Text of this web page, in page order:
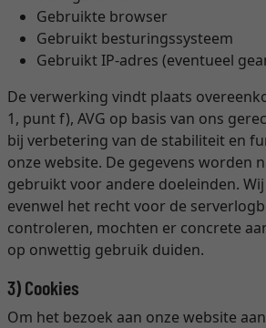
Gebruikte browser
Gebruikt besturingssysteem
Gebruikt IP-adres (eventueel
De verwerking vindt plaats
1, punt f), AVG op basis van ons
bij verbetering van de stabiliteit en
onze website. De gegevens worden
gebruikt voor andere doeleinden.
evenwel het recht voor de
controleren, mochten er concrete
op onwettig gebruik duiden.
3) Cookies
Om het bezoek aan onze website